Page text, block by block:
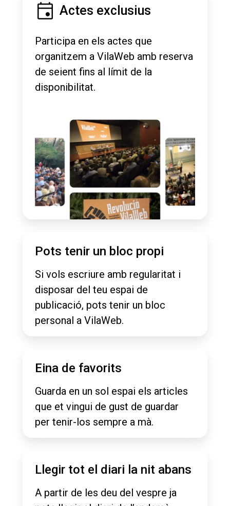
Actes exclusius
Participa en els actes que
organitzem a VilaWeb amb reserva
de seient fins al límit de la
disponibilitat.
Pots tenir un bloc propi
Si vols escriure amb regularitat i
disposar del teu espai de
publicació, pots tenir un bloc
personal a VilaWeb.
Eina de favorits
Guarda en un sol espai els articles
que et vingui de gust de guardar
per tenir-los sempre a mà.
Llegir tot el diari la nit abans
A partir de les deu del vespre ja